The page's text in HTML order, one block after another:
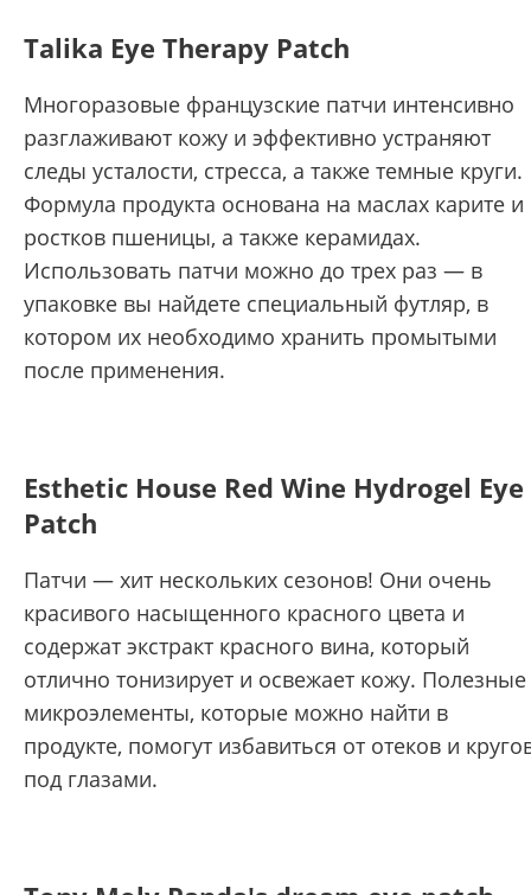
Talika Eye Therapy Patch
Многоразовые французские патчи интенсивно
разглаживают кожу и эффективно устраняют
следы усталости, стресса, а также темные круги.
Формула продукта основана на маслах карите и
ростков пшеницы, а также керамидах.
Использовать патчи можно до трех раз — в
упаковке вы найдете специальный футляр, в
котором их необходимо хранить промытыми
после применения.
Esthetic House Red Wine Hydrogel Eye
Patch
Патчи — хит нескольких сезонов! Они очень
красивого насыщенного красного цвета и
содержат экстракт красного вина, который
отлично тонизирует и освежает кожу. Полезные
микроэлементы, которые можно найти в
продукте, помогут избавиться от отеков и
под глазами.